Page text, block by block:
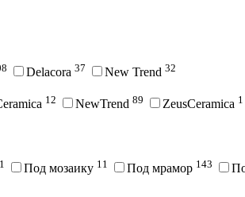
Delacora 37 New Trend 32
12 NewTrend 89 ZeusCeramica 1
Под мозаику 11 Под мрамор 143